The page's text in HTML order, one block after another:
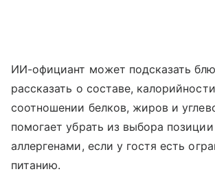
ИИ-официант может подсказать
рассказать о составе,
соотношении белков, жиров и
помогает убрать из выбора
аллергенами, если у гостя есть
питанию.